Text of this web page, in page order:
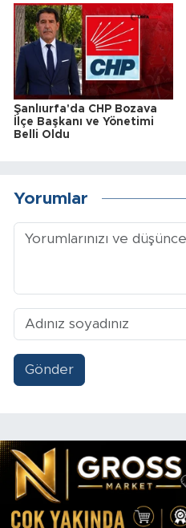
Şanlıurfa'da CHP Bozava
İlçe Başkanı ve Yönetimi
Belli Oldu
Yorumlar
Gönder